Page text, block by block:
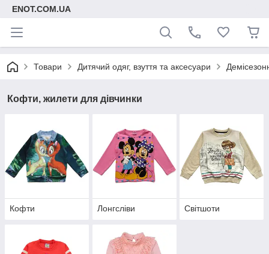
ENOT.COM.UA
Товари Дитячий одяг, взуття та аксесуари
Кофти, жилети для дівчинки
Кофти Лонгсліви Світшоти